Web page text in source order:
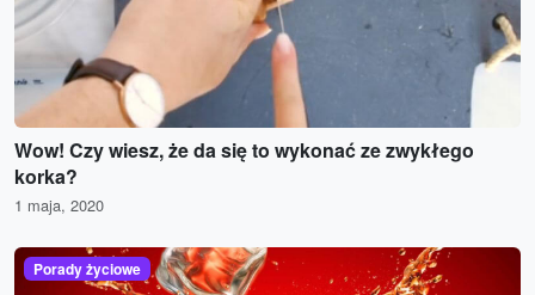
Wow! Czy wiesz, że da się to wykonać ze zwykłego
korka?
1 maja, 2020
Porady życiowe